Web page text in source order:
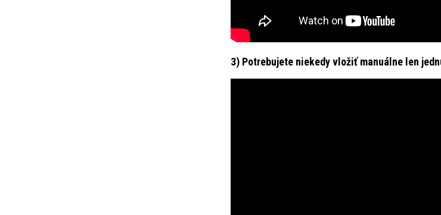
3) Potrebujete niekedy vložiť manuálne len